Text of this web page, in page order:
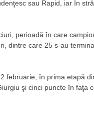
sau Rapid, iar în
perioadă în care
dintre care 25 s-au
februarie, în prima etapă
şi cinci puncte în faţa